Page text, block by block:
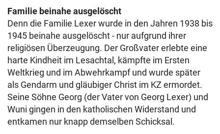
Familie beinahe ausgelöscht
Denn die Familie Lexer wurde in den Jahren 1938 bis
1945 beinahe ausgelöscht - nur aufgrund ihrer
religiösen Überzeugung. Der Großvater erlebte eine
harte Kindheit im Lesachtal, kämpfte im Ersten
Weltkrieg und im Abwehrkampf und wurde später
als Gendarm und gläubiger Christ im KZ ermordet.
Seine Söhne Georg (der Vater von Georg Lexer) und
Wuni gingen in den katholischen Widerstand und
entkamen nur knapp demselben Schicksal.